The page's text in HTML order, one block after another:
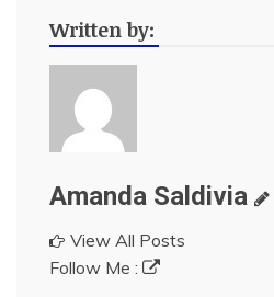
Written by:
Amanda Saldivia
View All Posts
Follow Me :